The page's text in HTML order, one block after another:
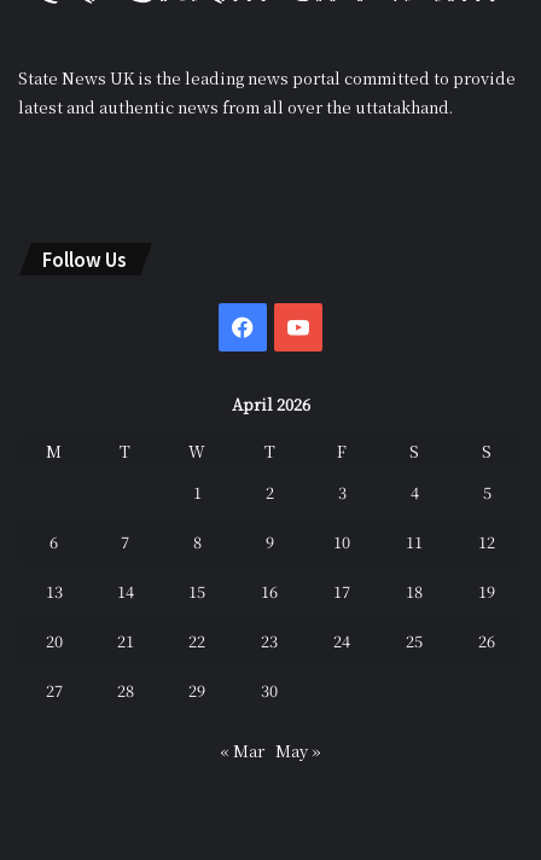
State News UK is the leading news portal committed to provide
latest and authentic news from all over the uttatakhand.
Follow Us
Facebook
April 2026
M T W T F S
S
1
2 3 4 5
6 7 8 9 10 11 12
13 14 15 16 17 18 19
20 21 22 23 24 25 26
27 28 29 30
« Mar May »